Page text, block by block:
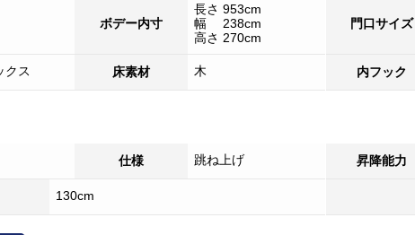
ボデー内寸
長さ 953cm
幅 238cm
高さ 270cm
門口サイズ
クス 床素材 木 内フック
仕様 跳ね上げ 昇降能力
130cm